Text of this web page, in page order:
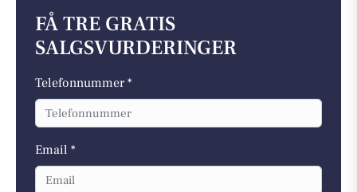
FÅ TRE GRATIS
SALGSVURDERINGER
Telefonnummer *
Email *